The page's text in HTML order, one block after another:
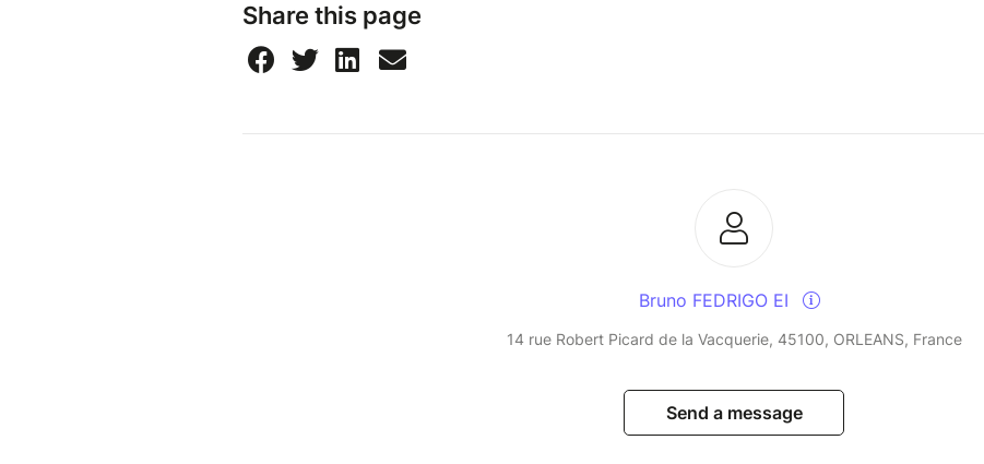
Share this page
Bruno FEDRIGO EI
14 rue Robert Picard de la Vacquerie, 45100, ORLEANS, France
Send a message